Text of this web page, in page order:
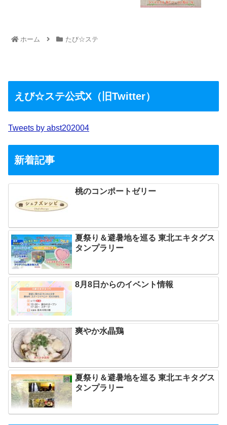
ホーム たび☆ステ
えび☆ステ公式X（旧Twitter）
Tweets by abst202004
新着記事
桃のコンポートゼリー
夏祭り＆避暑地を巡る 東北エキタグス
タンプラリー
8月8日からのイベント情報
爽やか水晶鶏
夏祭り＆避暑地を巡る 東北エキタグス
タンプラリー